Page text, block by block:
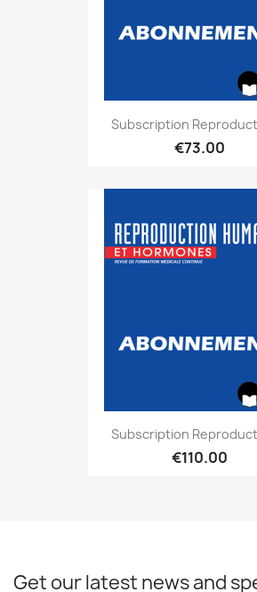
Subscription
€73.00
Subscription
€110.00
Get our latest news and